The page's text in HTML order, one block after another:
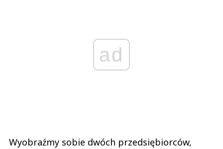
ad
Wyobraźmy sobie dwóch przedsiębiorców,